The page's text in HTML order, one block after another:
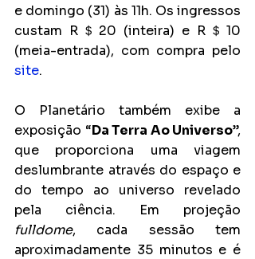
e domingo (31) às 11h. Os ingressos
custam R＄20 (inteira) e R＄10
site.
O Planetário também exibe a
exposição “Da Terra Ao Universo”,
que proporciona uma viagem
deslumbrante através do espaço e
do tempo ao universo revelado
fulldome, cada sessão tem
aproximadamente 35 minutos e é